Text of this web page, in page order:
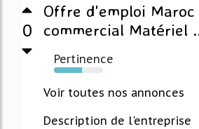
0
Offre d'emploi Maroc
commercial Matériel
Pertinence
57%
Voir toutes nos annonces
Description de l'entreprise